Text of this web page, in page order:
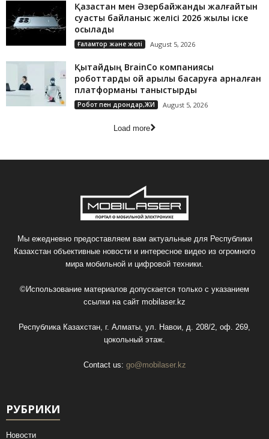
Қазақстан мен Әзербайжанды жалғайтын
суасты байланыс желісі 2026 жылы іске
қосылады
Ғаламтор және желі August 5, 2026
Қытайдың BrainCo компаниясы
роботтарды ой арқылы басқаруға арналған
платформаны таныстырды
Робот пен дрондар,ЖИ August 5, 2026
Load more
Мы ежедневно предоставляем вам актуальные для Республики
Казахстан объективные новости и интересное видео из огромного
мира мобильной и цифровой техники.
©Использование материалов допускается только с указанием
ссылки на сайт mobilaser.kz
Республика Казахстан, г. Алматы, ул. Навои, д. 208/2, оф. 269,
цокольный этаж.
Contact us: go@mobilaser.kz
РУБРИКИ
Новости